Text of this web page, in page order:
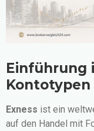
Einführung
Kontotypen
Exness ist ein
auf den Handel mit